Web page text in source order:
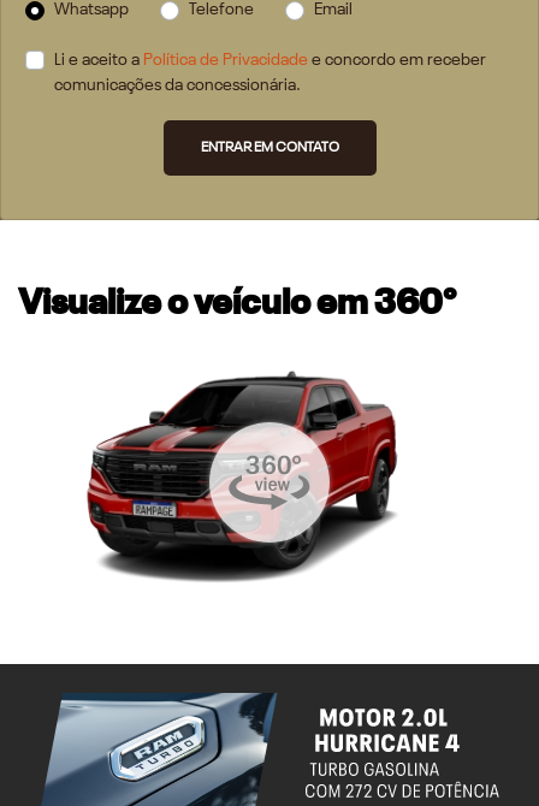
Whatsapp
Telefone Email
Li e aceito a Política de Privacidade e concordo em receber
comunicações da concessionária.
ENTRAR EM CONTATO
Visualize o veículo em 360°
templates.template-